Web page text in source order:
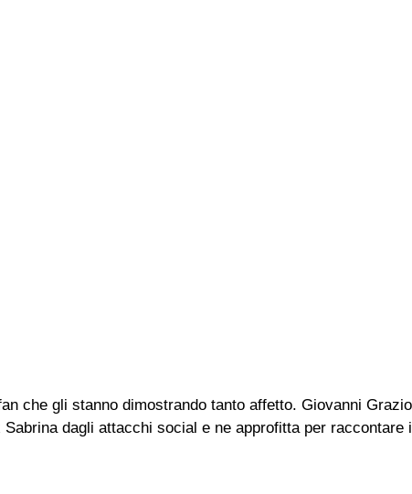
che gli stanno dimostrando tanto affetto. Giovanni
dagli attacchi social e ne approfitta per raccontare